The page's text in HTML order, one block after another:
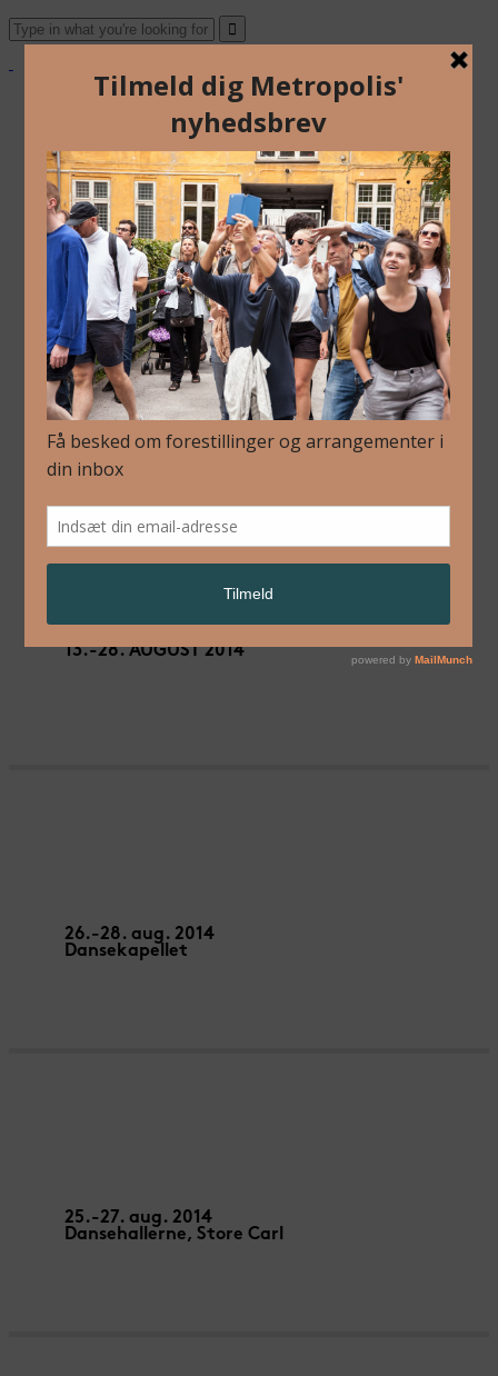
Blog
Arkiv
Nyhedsbrev
Kalender
Kontakt
Dansk
Om Os
Blog
Arkiv
Nyhedsbrev
Kalender
Dansk
NY CIRKUS 2014
13.-28. AUGUST 2014
26.-28. aug. 2014
Dansekapellet
25.-27. aug. 2014
Dansehallerne, Store Carl